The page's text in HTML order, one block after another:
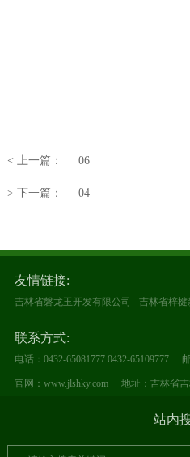
< 上一篇： 06
> 下一篇： 04
友情链接:
吉林省磐龙玉开发有限公司 吉林省梓楗
联系方式:
电话：0432-65081777 0432-65109777
官网：www.jlshky.com 地址：吉林省
站内